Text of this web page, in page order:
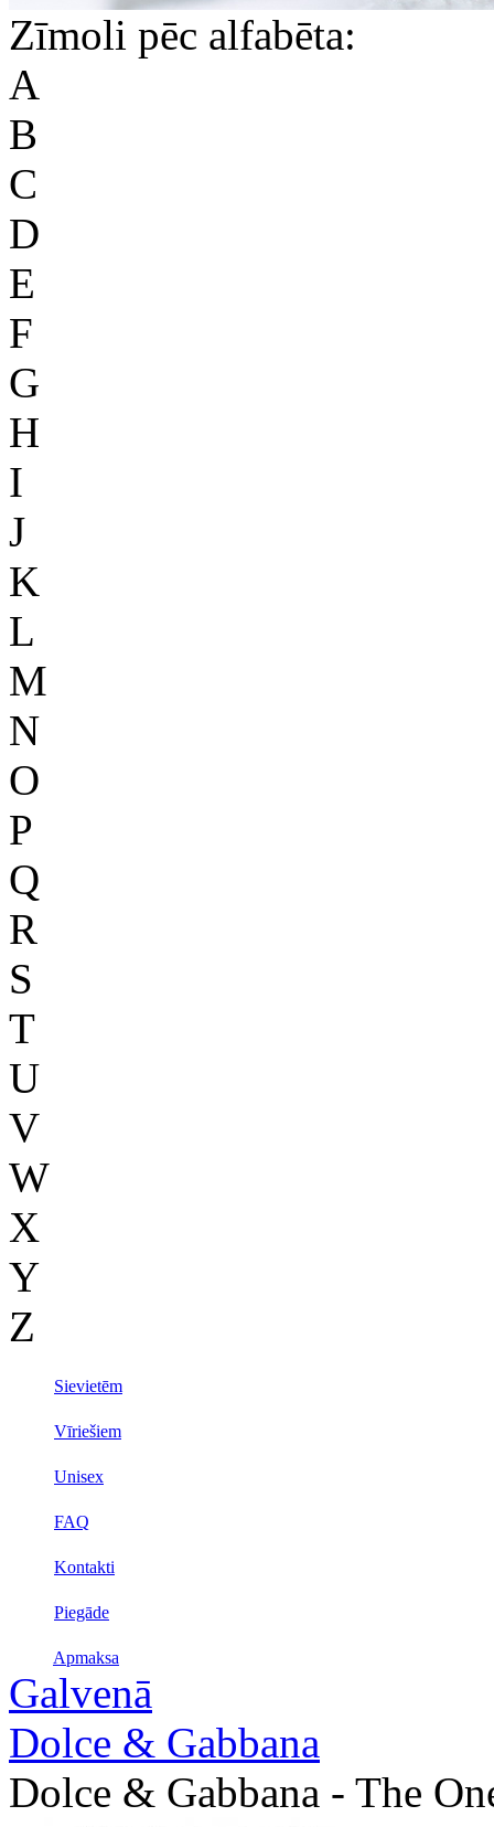
Zīmoli pēc alfabēta:
A
B
C
D
E
F
G
H
I
J
K
L
M
N
O
P
Q
R
S
T
U
V
W
X
Y
Z
Sievietēm
Vīriešiem
Unisex
FAQ
Kontakti
Piegāde
Apmaksa
Galvenā
Dolce & Gabbana
Dolce & Gabbana - The